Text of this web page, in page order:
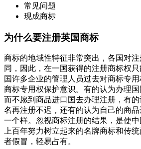
常见问题
现成商标
为什么要注册英国商标
商标的地域性特征非常突出，各国对
同，因此，在一国获得的注册商标权
国许多企业的管理人员过去对商标专
商标专用权保护意识。有的认为办理
而不愿到商品进口国去办理注册，有
名再注册不迟，还有的认为自己的商
一个样。忽视商标注册的结果，是使
上百年努力树立起来的名牌商标和传
者假冒，轻易占有。